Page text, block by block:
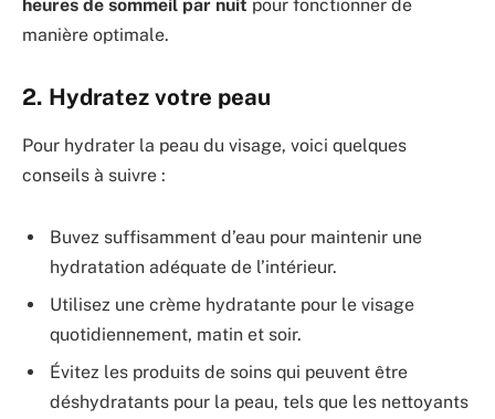
heures de sommeil par nuit pour fonctionner de
manière optimale.
2. Hydratez votre peau
Pour hydrater la peau du visage, voici quelques
conseils à suivre :
Buvez suffisamment d’eau pour maintenir une
hydratation adéquate de l’intérieur.
Utilisez une crème hydratante pour le visage
quotidiennement, matin et soir.
Évitez les produits de soins qui peuvent être
déshydratants pour la peau, tels que les nettoyants